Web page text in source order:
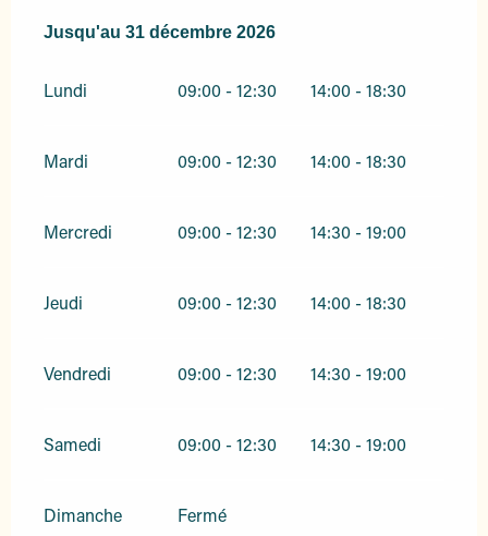
Du4 février 2026au31 décembre 2026
Jusqu'au 31 décembre 2026
Lundi 09:00 - 12:30 14:00 - 18:30
Mardi 09:00 - 12:30 14:00 - 18:30
Mercredi 09:00 - 12:30 14:30 - 19:00
Jeudi 09:00 - 12:30 14:00 - 18:30
Vendredi 09:00 - 12:30 14:30 - 19:00
Samedi 09:00 - 12:30 14:30 - 19:00
Dimanche Fermé